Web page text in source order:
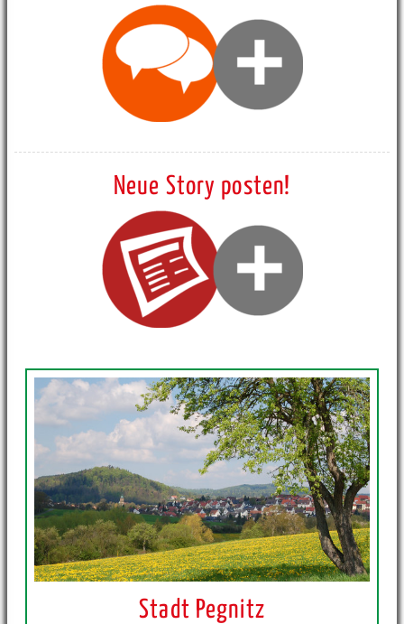
Neue Story posten!
Stadt Pegnitz